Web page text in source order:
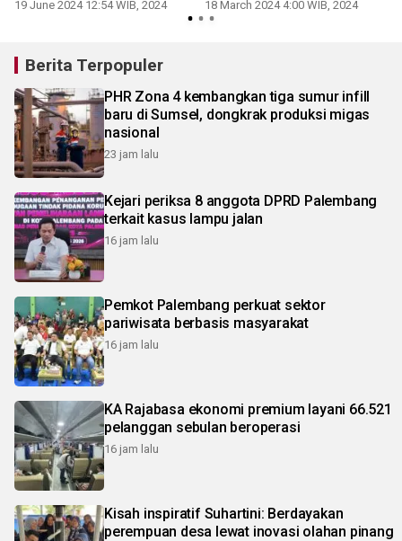
19 June 2024 12:54 WIB, 2024 18 March 2024 4:00 WIB, 2024
Berita Terpopuler
PHR Zona 4 kembangkan tiga sumur infill
baru di Sumsel, dongkrak produksi migas
nasional
23 jam lalu
Kejari periksa 8 anggota DPRD Palembang
terkait kasus lampu jalan
16 jam lalu
Pemkot Palembang perkuat sektor
pariwisata berbasis masyarakat
16 jam lalu
KA Rajabasa ekonomi premium layani 66.521
pelanggan sebulan beroperasi
16 jam lalu
Kisah inspiratif Suhartini: Berdayakan
perempuan desa lewat inovasi olahan pinang